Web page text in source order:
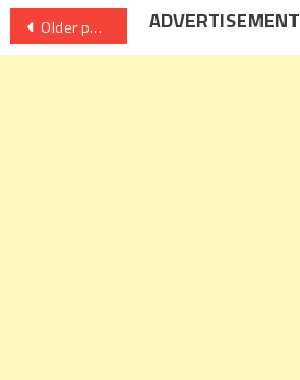
Posts
navigation
Older posts ADVERTISEMENT